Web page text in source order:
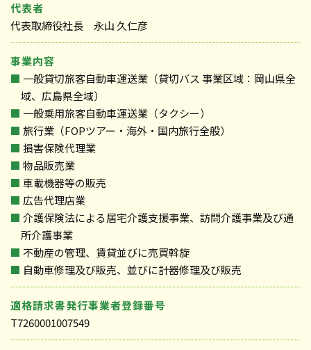
代表者
代表取締役社長 永山 久仁彦
事業内容
■ 一般貸切旅客自動車運送業（貸切バス 事業区域：岡山県全
域、広島県全域）
■ 一般乗用旅客自動車運送業（タクシー）
■ 旅行業（FOPツアー・海外・国内旅行全般）
■ 損害保険代理業
■ 物品販売業
■ 車載機器等の販売
■ 広告代理店業
■ 介護保険法による居宅介護支援事業、訪問介護事業及び通
所介護事業
■ 不動産の管理、賃貸並びに売買斡旋
■ 自動車修理及び販売、並びに計器修理及び販売
適格請求書発行事業者登録番号
T7260001007549